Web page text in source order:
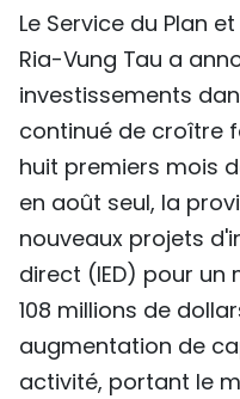
Le Service du Plan
Ria-Vung Tau a
investissements
continué de croître
huit premiers mois
en août seul, la
nouveaux projets
direct (IED) pour
108 millions de
augmentation de
activité, portant le